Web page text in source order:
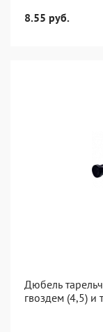
8.55 руб.
Дюбель
гвоздем (4,5) и